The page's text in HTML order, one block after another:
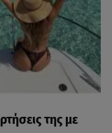
της με